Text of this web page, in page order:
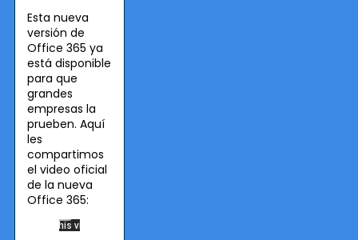
Esta nueva
versión de
Office 365 ya
está disponible
para que
grandes
empresas la
prueben. Aquí
les
compartimos
el video oficial
de la nueva
Office 365: